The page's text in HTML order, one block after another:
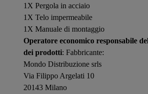
1X Pergola in acciaio
1X Telo impermeabile
1X Manuale di montaggio
Operatore economico responsabile
dei prodotti: Fabbricante:
Mondo Distribuzione srls
Via Filippo Argelati 10
20143 Milano